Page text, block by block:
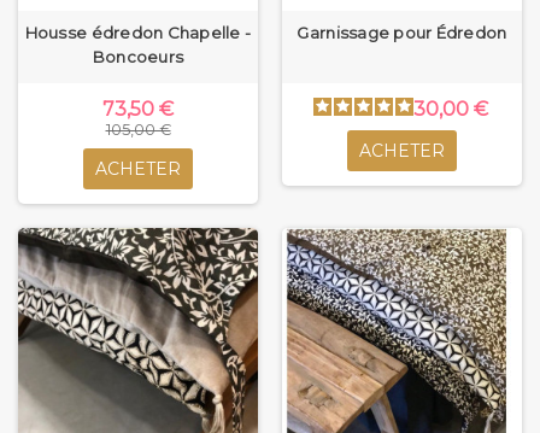
Housse édredon Chapelle -
Boncoeurs
73,50 €
105,00 €
ACHETER
Garnissage pour Édredon
30,00 €
ACHETER